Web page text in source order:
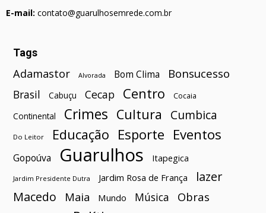
E-mail: contato@guarulhosemrede.com.br
Tags
Adamastor Alvorada Bom Clima Bonsucesso
Brasil Cabuçu Cecap Centro Cocaia
Continental Crimes Cultura Cumbica
Do Leitor Educação Esporte Eventos
Gopoúva Guarulhos Itapegica
Jardim Presidente Dutra Jardim Rosa de França
lazer
Macedo
Maia Mundo Música Obras